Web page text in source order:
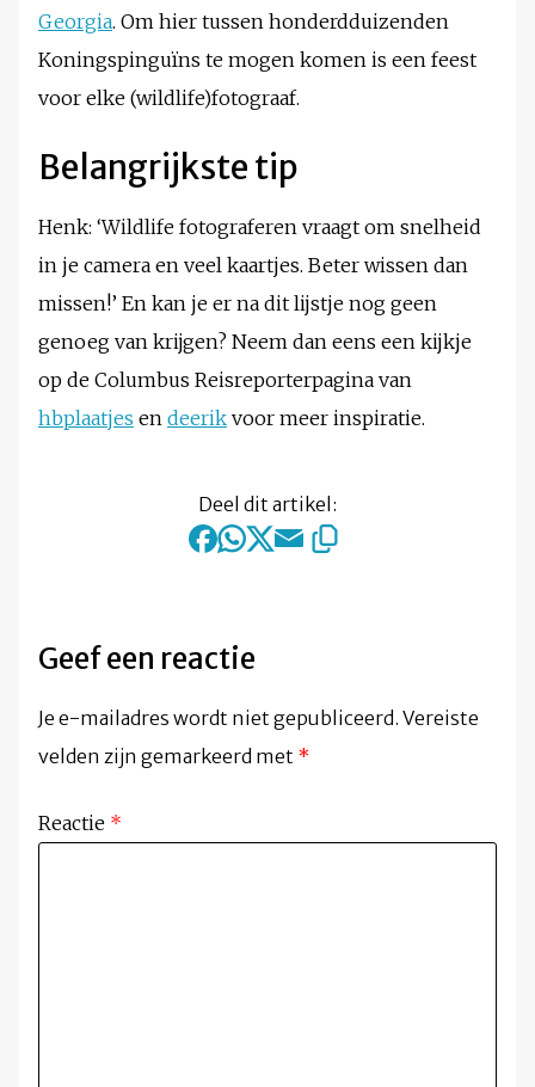
Georgia. Om hier tussen honderdduizenden
Koningspinguïns te mogen komen is een feest
voor elke (wildlife)fotograaf.
Belangrijkste tip
Henk: ‘Wildlife fotograferen vraagt om snelheid
in je camera en veel kaartjes. Beter wissen dan
missen!’ En kan je er na dit lijstje nog geen
genoeg van krijgen? Neem dan eens een kijkje
op de Columbus Reisreporterpagina van
hbplaatjes en deerik voor meer inspiratie.
Deel dit artikel:
Geef een reactie
Je e-mailadres wordt niet gepubliceerd. Vereiste
velden zijn gemarkeerd met *
Reactie *